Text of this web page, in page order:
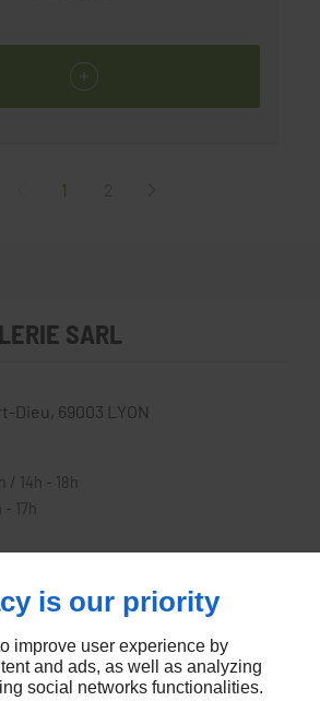
1
SARL
Dieu, 69003
LYON
08h - 12h / 14h - 18h
17h
is our priority
improve user experience by
and ads, as well as analyzing
social networks functionalities.